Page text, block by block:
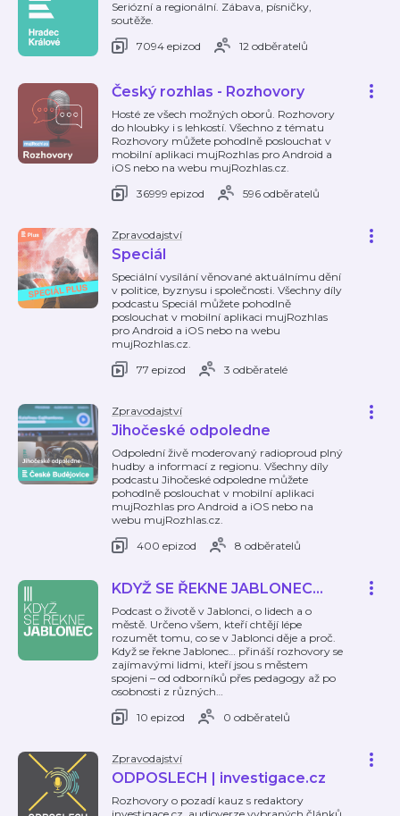
Seriózní a regionální. Zábava, písničky,
soutěže.
7094 epizod
12 odběratelů
Český rozhlas - Rozhovory
Hosté ze všech možných oborů. Rozhovory
do hloubky i s lehkostí. Všechno z tématu
Rozhovory můžete pohodlně poslouchat v
mobilní aplikaci mujRozhlas pro Android a
iOS nebo na webu mujRozhlas.cz.
36999 epizod
596 odběratelů
Zpravodajství
Speciál
Speciální vysílání věnované aktuálnímu dění
v politice, byznysu i společnosti. Všechny díly
podcastu Speciál můžete pohodlně
poslouchat v mobilní aplikaci mujRozhlas
pro Android a iOS nebo na webu
mujRozhlas.cz.
77 epizod
3 odběratelé
Zpravodajství
Jihočeské odpoledne
Odpolední živě moderovaný radioproud plný
hudby a informací z regionu. Všechny díly
podcastu Jihočeské odpoledne můžete
pohodlně poslouchat v mobilní aplikaci
mujRozhlas pro Android a iOS nebo na
webu mujRozhlas.cz.
400 epizod
8 odběratelů
KDYŽ SE ŘEKNE JABLONEC...
Podcast o životě v Jablonci, o lidech a o
městě. Určeno všem, kteří chtějí lépe
rozumět tomu, co se v Jablonci děje a proč.
Když se řekne Jablonec… přináší rozhovory se
zajímavými lidmi, kteří jsou s městem
spojeni – od odborníků přes pedagogy až po
osobnosti z různých…
10 epizod
0 odběratelů
Zpravodajství
ODPOSLECH | investigace.cz
Rozhovory o pozadí kauz s redaktory